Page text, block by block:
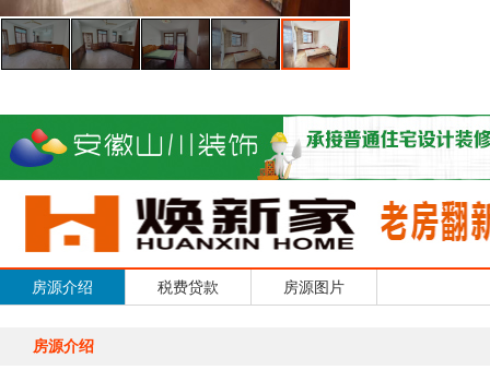
房源介绍 税费贷款 房源图片
房源介绍